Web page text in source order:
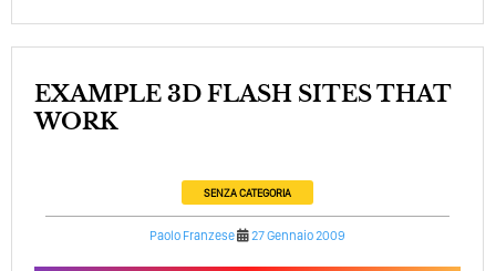
EXAMPLE 3D FLASH SITES THAT
WORK
SENZA CATEGORIA
Paolo Franzese 27 Gennaio 2009